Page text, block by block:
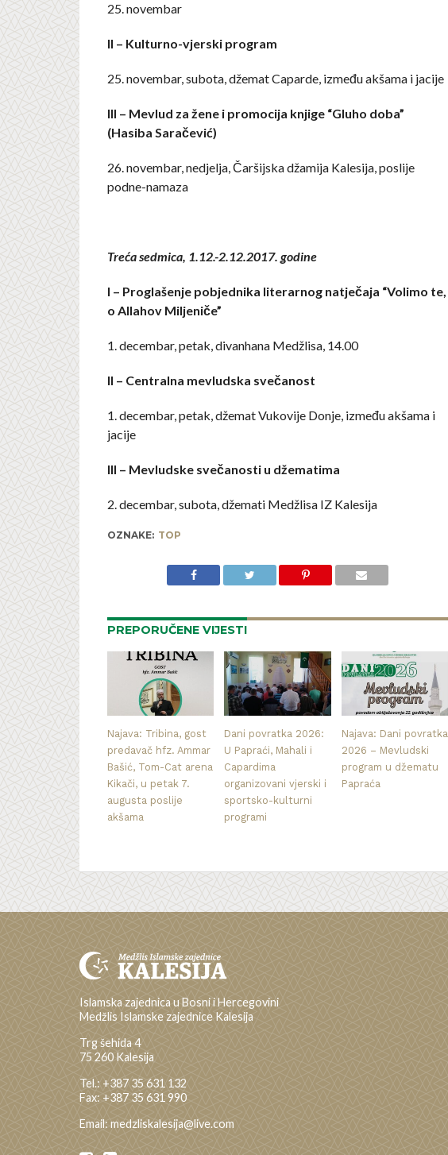
25. novembar
II – Kulturno-vjerski program
25. novembar, subota, džemat Caparde, između akšama i jacije
III – Mevlud za žene i promocija knjige “Gluho doba”
(Hasiba Saračević)
26. novembar, nedjelja, Čaršijska džamija Kalesija, poslije
podne-namaza
Treća sedmica, 1.12.-2.12.2017. godine
I – Proglašenje pobjednika literarnog natječaja “Volimo te,
o Allahov Miljeniče”
1. decembar, petak, divanhana Medžlisa, 14.00
II – Centralna mevludska svečanost
1. decembar, petak, džemat Vukovije Donje, između akšama i
jacije
III – Mevludske svečanosti u džematima
2. decembar, subota, džemati Medžlisa IZ Kalesija
OZNAKE: TOP
PREPORUČENE VIJESTI
Najava: Tribina, gost
predavač hfz. Ammar
Bašić, Tom-Cat arena
Kikači, u petak 7.
augusta poslije
akšama
Dani povratka 2026:
U Papraći, Mahali i
Capardima
organizovani vjerski i
sportsko-kulturni
programi
Najava: Dani povratka
2026 – Mevludski
program u džematu
Papraća
Islamska zajednica u Bosni i Hercegovini
Medžlis Islamske zajednice Kalesija
Trg šehida 4
75 260 Kalesija
Tel.: +387 35 631 132
Fax: +387 35 631 990
Email: medzliskalesija@live.com